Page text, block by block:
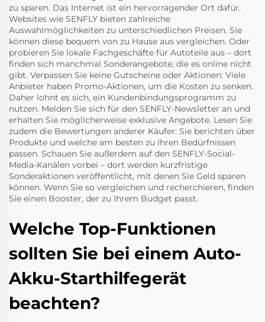
zu sparen. Das Internet ist ein hervorragender Ort dafür.
Websites wie SENFLY bieten zahlreiche
Auswahlmöglichkeiten zu unterschiedlichen Preisen. Sie
können diese bequem von zu Hause aus vergleichen. Oder
probieren Sie lokale Fachgeschäfte für Autoteile aus – dort
finden sich manchmal Sonderangebote, die es online nicht
gibt. Verpassen Sie keine Gutscheine oder Aktionen: Viele
Anbieter haben Promo-Aktionen, um die Kosten zu senken.
Daher lohnt es sich, ein Kundenbindungsprogramm zu
nutzen. Melden Sie sich für den SENFLY-Newsletter an und
erhalten Sie möglicherweise exklusive Angebote. Lesen Sie
zudem die Bewertungen anderer Käufer: Sie berichten über
Produkte und welche am besten zu Ihren Bedürfnissen
passen. Schauen Sie außerdem auf den SENFLY-Social-
Media-Kanälen vorbei – dort werden kurzfristige
Sonderaktionen veröffentlicht, mit denen Sie Geld sparen
können. Wenn Sie so vergleichen und recherchieren, finden
Sie einen Booster, der zu Ihrem Budget passt.
Welche Top-Funktionen
sollten Sie bei einem Auto-
Akku-Starthilfegerät
beachten?